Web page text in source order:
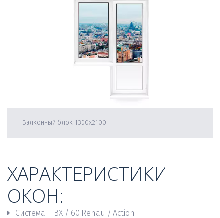
Балконный блок 1300х2100
ХАРАКТЕРИСТИКИ
ОКОН:
Система: ПВХ / 60 Rehau / Action